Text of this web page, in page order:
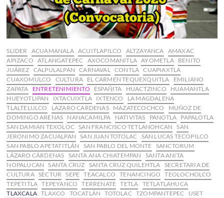
SLIDER ACUAMANALA ACUITLAPILCO ALTZAYANCA AMAXAC
APIZACO
ATLANGATEPEC AXOCOMANITLA AYOMETLA
BENITO
JUÁREZ CALPULALPAN CARNAVAL CONTLA CUAPIAXTLA
CUAXOMULCO
CULTURA EL CARMEN TEQUEXQUITLA
EMILIANO
ZAPATA
ENTRETENIMIENTO ESPAÑITA HUACTZINCO
HUAMANTLA
HUEYOTLIPAN
IXTACUIXTLA IXTENCO
LA MAGDALENA
TLALTELULCO
LAZARO CARDENAS MAZATECOCHCO
MUÑOZ DE
DOMINGO ARENAS NANACAMILPA NATIVITAS PANOTLA PAPALOTLA
SAN DAMIAN TEXOLOC SAN FRANCISCO TETLANOHCAN
SAN
JERONIMO ZACUALPAN
SAN JUAN TOTOLAC SAN LUCAS TECOPILCO
SAN PABLO APETATITLÁN
SAN PABLO DEL MONTE SANCTORUM
LÁZARO CÁRDENAS SANTA ANA CHIATEMPAN
SANTA ANITA
NOPALUCAN
SANTA CRUZ SANTA CRUZ QUILEHTLA SECRETARIA DE
CULTURA SECTUR SEPE TEACALCO TENANCINGO
TEOLOCHOLCO
TEPETITLA TEPEYANCO TERRENATE TETLA TETLATLAHUCA
TLAXCALA TLAXCO TOCATLÁN TOTOLAC TZOMPANTEPEC
USET